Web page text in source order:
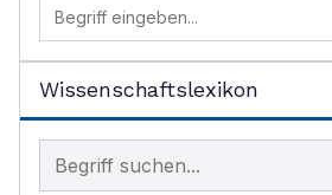
Wissenschaftslexikon
Begriff im Lexikon suchen